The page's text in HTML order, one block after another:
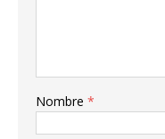
Nombre *